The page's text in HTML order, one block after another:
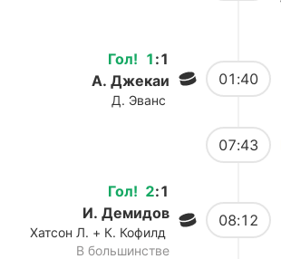
Гол! 1 :1
А. Джекаи
Д. Эванс
01:40
07:43
Гол! 2:1
И. Демидов
Хатсон Л. + К. Кофилд
В большинстве
08:12